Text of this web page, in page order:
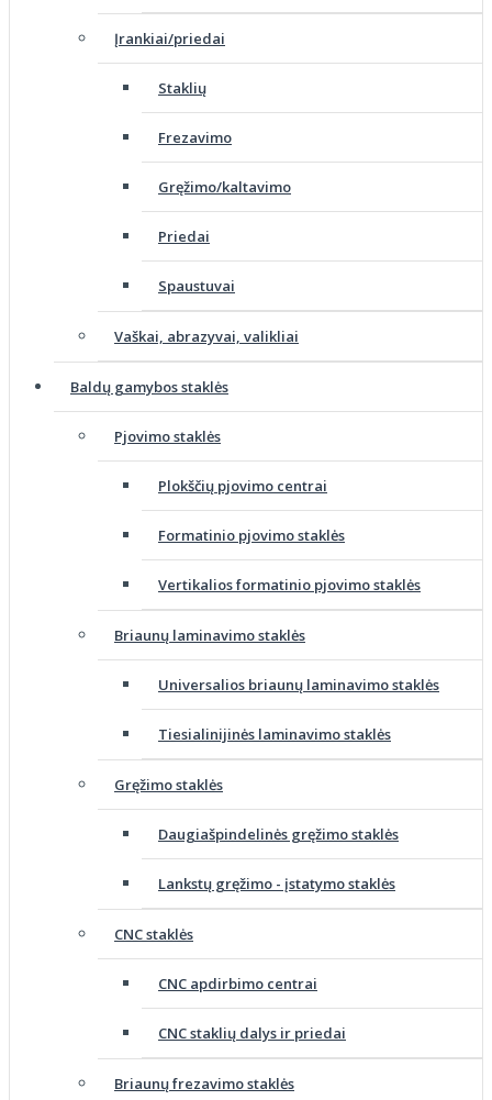
Įrankiai/priedai
Staklių
Frezavimo
Gręžimo/kaltavimo
Priedai
Spaustuvai
Vaškai, abrazyvai, valikliai
Baldų gamybos staklės
Pjovimo staklės
Plokščių pjovimo centrai
Formatinio pjovimo staklės
Vertikalios formatinio pjovimo staklės
Briaunų laminavimo staklės
Universalios briaunų laminavimo staklės
Tiesialinijinės laminavimo staklės
Gręžimo staklės
Daugiašpindelinės gręžimo staklės
Lankstų gręžimo - įstatymo staklės
CNC staklės
CNC apdirbimo centrai
CNC staklių dalys ir priedai
Briaunų frezavimo staklės